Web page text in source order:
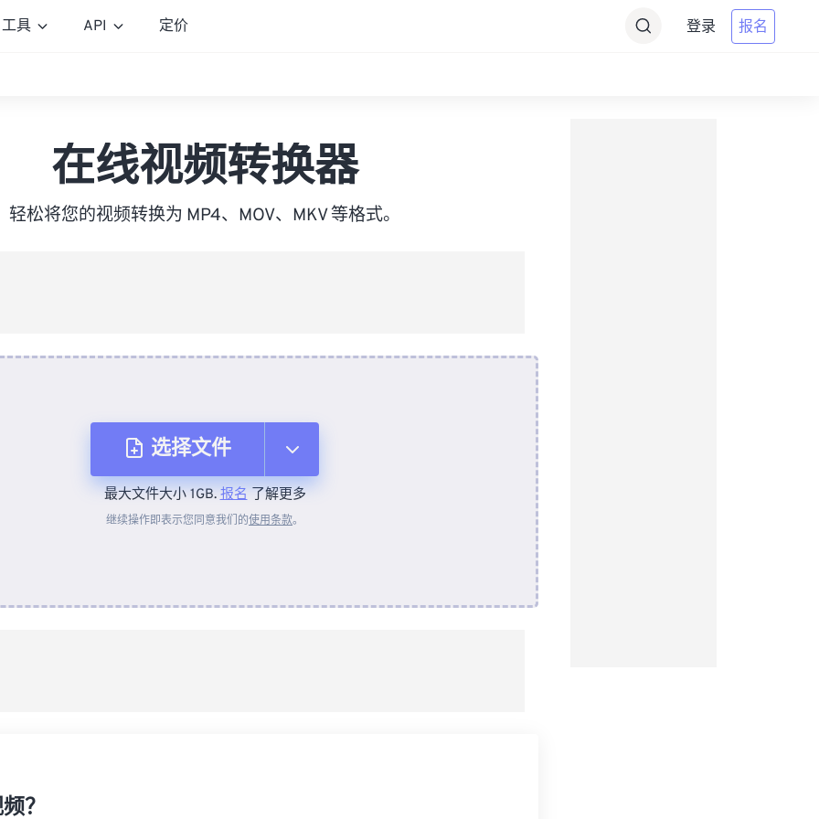
工具 API 定价 登录 报名
在线视频转换器
轻松将您的视频转换为 MP4、MOV、MKV 等格式。
选择文件
从设备
最大文件大小 1GB.报名了解更多
继续操作即表示您同意我们的使用条款。
？